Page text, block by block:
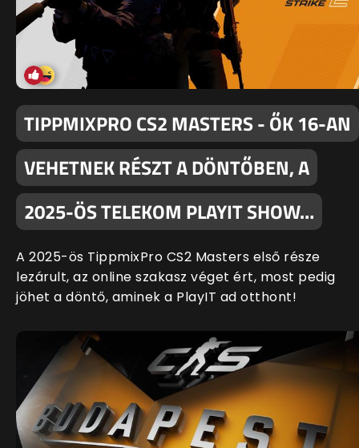
TIPPMIXPRO CS2 MASTERS - ŐK 16-AN
VEHETNEK RÉSZT A DÖNTŐBEN, A
2025-ÖS TELEKOM PLAYIT SHOW…
A 2025-ös TippmixPro CS2 Masters első része
lezárult, az online szakasz véget ért, most pedig
jöhet a döntő, aminek a PlayIT ad otthont!